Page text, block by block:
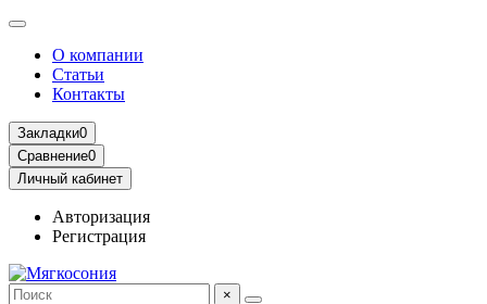
О компании
Статьи
Контакты
Закладки0
Сравнение0
Личный кабинет
Авторизация
Регистрация
×